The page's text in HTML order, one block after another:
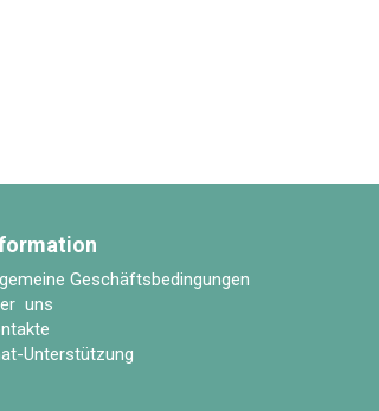
Geschäftsbedingungen
uns
Unterstützung